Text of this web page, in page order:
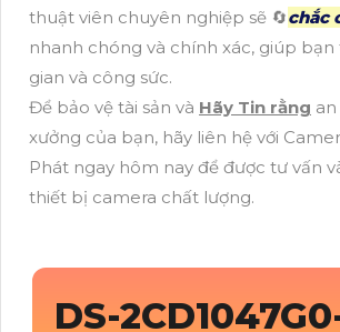
thuật viên chuyên nghiệp sẽ 🔄chắc
nhanh chóng và chính xác, giúp bạn
gian và công sức.
Để bảo vệ tài sản và Hãy Tin rằng
xưởng của bạn, hãy liên hệ với
Phát ngay hôm nay để được tư vấn
thiết bị camera chất lượng.
DS-